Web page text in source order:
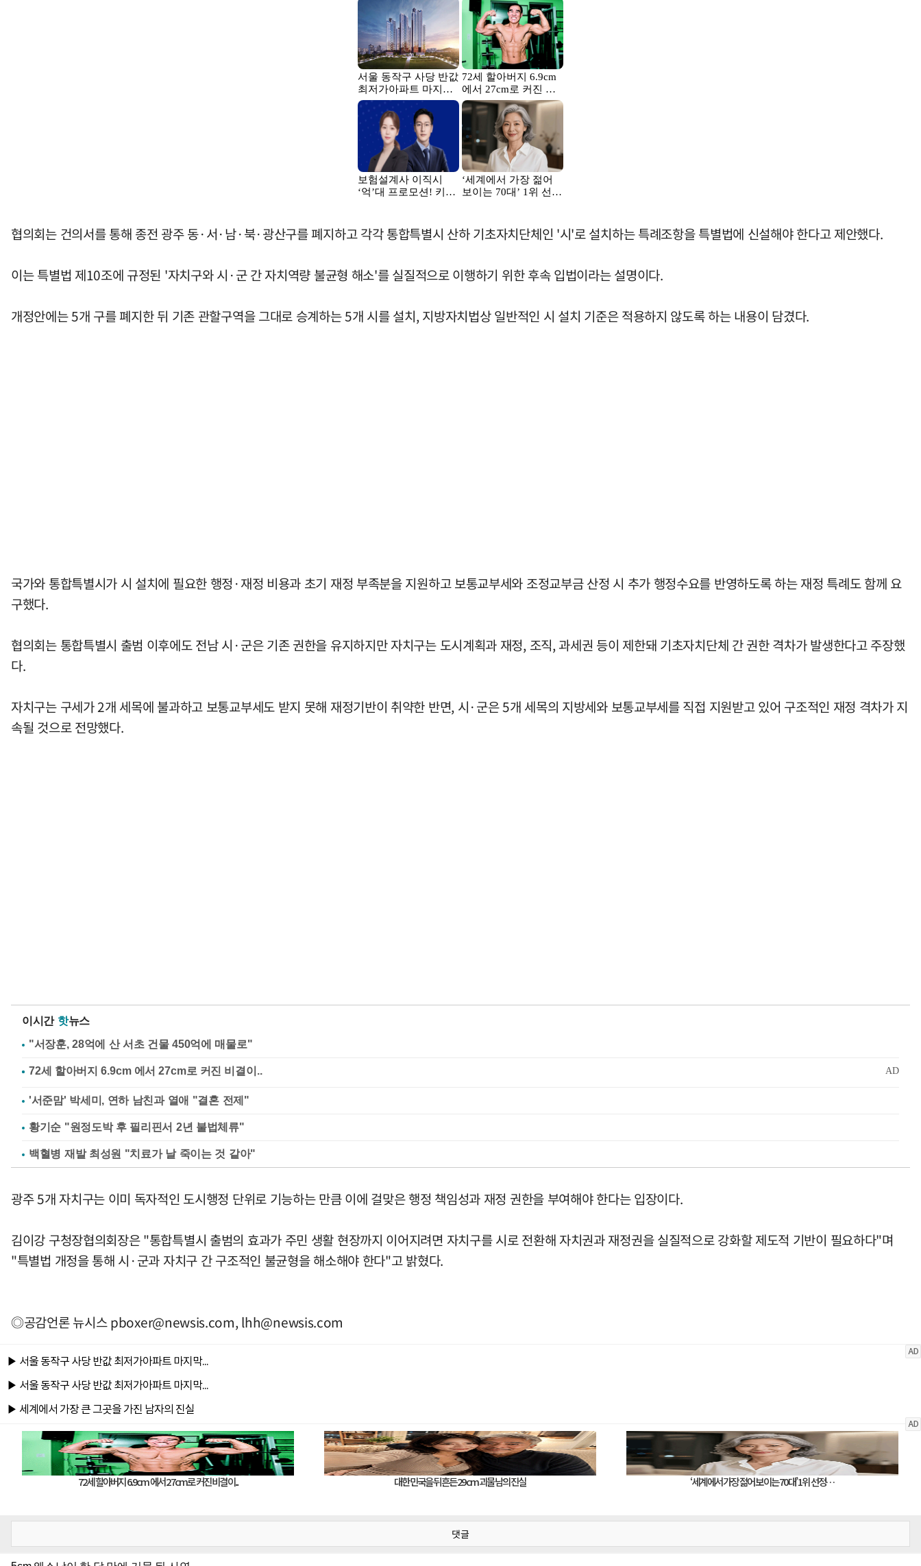
협의회는 건의서를 통해 종전 광주 동·서·남·북·광산구를 폐지하고 각각 통합특별시 산하 기초자치단체인 '시'로 설치하는 특례조항을 특별법에 신설해야 한다고 제안했다.
이는 특별법 제10조에 규정된 '자치구와 시·군 간 자치역량 불균형 해소'를 실질적으로 이행하기 위한 후속 입법이라는 설명이다.
개정안에는 5개 구를 폐지한 뒤 기존 관할구역을 그대로 승계하는 5개 시를 설치, 지방자치법상 일반적인 시 설치 기준은 적용하지 않도록 하는 내용이 담겼다.
국가와 통합특별시가 시 설치에 필요한 행정·재정 비용과 초기 재정 부족분을 지원하고 보통교부세와 조정교부금 산정 시 추가 행정수요를 반영하도록 하는 재정 특례도 함께 요
구했다.
협의회는 통합특별시 출범 이후에도 전남 시·군은 기존 권한을 유지하지만 자치구는 도시계획과 재정, 조직, 과세권 등이 제한돼 기초자치단체 간 권한 격차가 발생한다고 주장했
다.
자치구는 구세가 2개 세목에 불과하고 보통교부세도 받지 못해 재정기반이 취약한 반면, 시·군은 5개 세목의 지방세와 보통교부세를 직접 지원받고 있어 구조적인 재정 격차가 지
속될 것으로 전망했다.
이시간 핫뉴스
"서장훈, 28억에 산 서초 건물 450억에 매물로"
'서준맘' 박세미, 연하 남친과 열애 "결혼 전제"
황기순 "원정도박 후 필리핀서 2년 불법체류"
백혈병 재발 최성원 "치료가 날 죽이는 것 같아"
광주 5개 자치구는 이미 독자적인 도시행정 단위로 기능하는 만큼 이에 걸맞은 행정 책임성과 재정 권한을 부여해야 한다는 입장이다.
김이강 구청장협의회장은 "통합특별시 출범의 효과가 주민 생활 현장까지 이어지려면 자치구를 시로 전환해 자치권과 재정권을 실질적으로 강화할 제도적 기반이 필요하다"며
"특별법 개정을 통해 시·군과 자치구 간 구조적인 불균형을 해소해야 한다"고 밝혔다.
◎공감언론 뉴시스pboxer@newsis.com,lhh@newsis.com
댓글